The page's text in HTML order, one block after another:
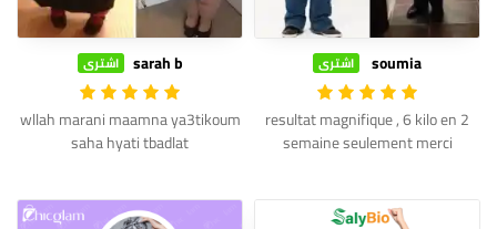
soumia اشترى
resultat magnifique , 6 kilo en 2
semaine seulement merci
sarah b اشترى
wllah marani maamna ya3tikoum
saha hyati tbadlat